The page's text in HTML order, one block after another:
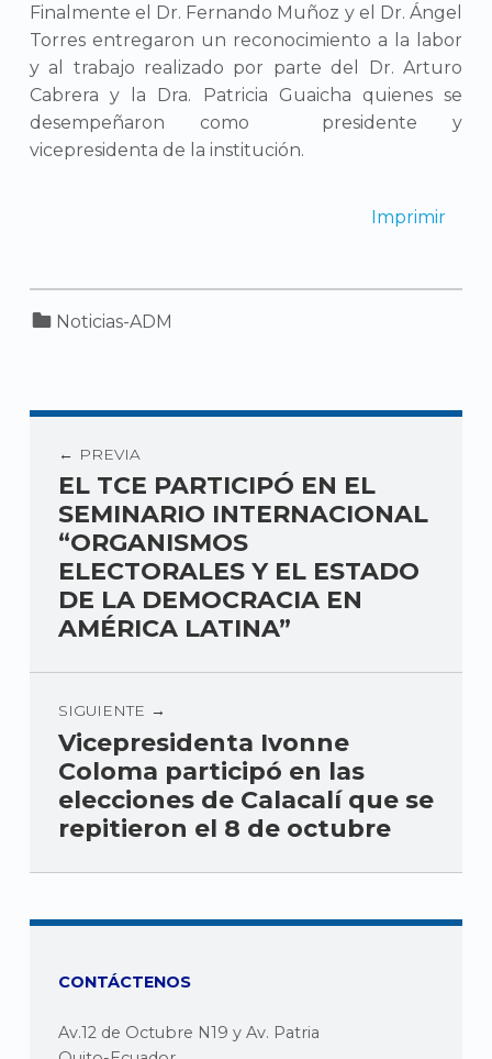
Finalmente el Dr. Fernando Muñoz y el Dr. Ángel
Torres entregaron un reconocimiento a la labor
y al trabajo realizado por parte del Dr. Arturo
Cabrera y la Dra. Patricia Guaicha quienes se
desempeñaron como presidente y
vicepresidenta de la institución.
Imprimir
Categorized in:
Noticias-ADM
PREVIA
EL TCE PARTICIPÓ EN EL
SEMINARIO INTERNACIONAL
“ORGANISMOS
ELECTORALES Y EL ESTADO
DE LA DEMOCRACIA EN
AMÉRICA LATINA”
SIGUIENTE
Vicepresidenta Ivonne
Coloma participó en las
elecciones de Calacalí que se
repitieron el 8 de octubre
CONTÁCTENOS
Av.12 de Octubre N19 y Av. Patria